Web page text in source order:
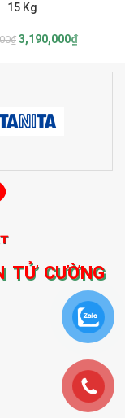
15 Kg
₫ 3,190,000₫
TỬ CƯỜNG